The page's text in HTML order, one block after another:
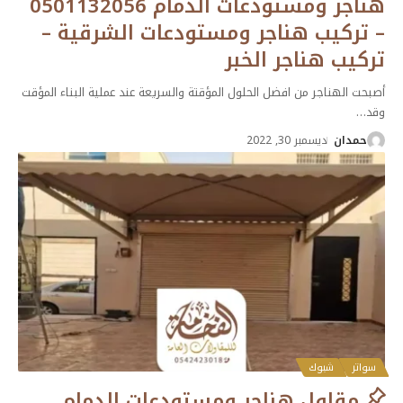
– تركيب هناجر ومستودعات الشرقية –
تركيب هناجر الخبر
أصبحت الهناجر من افضل الحلول المؤقتة والسريعة عند عملية البناء المؤقت
وقد…
حمدان ديسمبر 30, 2022
سواتر شبوك